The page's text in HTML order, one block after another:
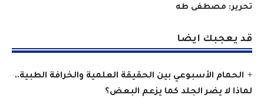
تحرير: مصطفى طه
قد يعجبك ايضا
الحمام الأسبوعي بين الحقيقة العلمية والخرافة الطبية..
لماذا لا يضر الجلد كما يزعم البعض؟